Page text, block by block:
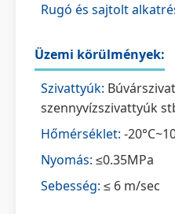
Rugó és sajtolt
Üzemi körülmények:
Szivattyúk:
szennyvízszivattyúk
Hőmérséklet: -
Nyomás: ≤0.35MPa
Sebesség: ≤ 6 m/sec